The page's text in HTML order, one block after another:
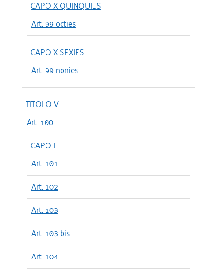
CAPO X QUINQUIES
Art. 99 octies
CAPO X SEXIES
Art. 99 nonies
TITOLO V
Art. 100
CAPO I
Art. 101
Art. 102
Art. 103
Art. 103 bis
Art. 104